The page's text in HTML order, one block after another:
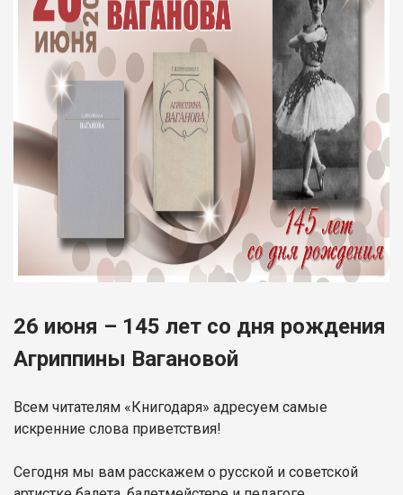
26 июня – 145 лет со дня рождения
Агриппины Вагановой
Всем читателям «Книгодаря» адресуем самые
искренние слова приветствия!
Сегодня мы вам расскажем о русской и советской